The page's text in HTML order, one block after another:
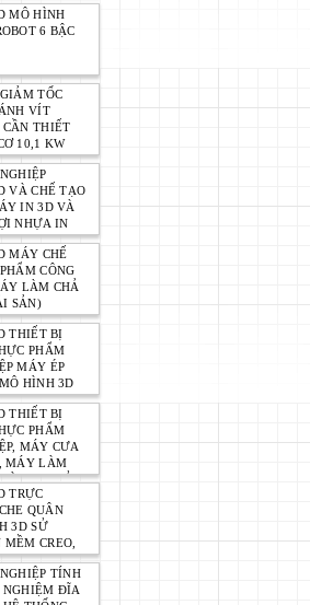
MÔ HÌNH
6 BẬC
TỐC
VÍT
CẦN THIẾT
10,1 KW
VÀ CHẾ TẠO
IN 3D VÀ
NHỰA IN
MÁY CHẾ
CÔNG
LÀM CHẢ
SẢN)
THIẾT BỊ
PHẨM
MÁY ÉP
HÌNH 3D
THIẾT BỊ
PHẨM
MÁY CƯA
MÁY LÀM
HÌNH 3D SỬ
CREO,
(CUNG
TRỰC
QUÂN
3D SỬ
MỀM CREO,
(CUNG
ỨNGTÍNH
NGHIỆM ĐĨA